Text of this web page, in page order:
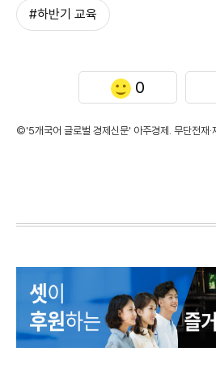
#하반기 교육
0
©'5개국어 글로벌 경제신문' 아주경제. 무단전재·